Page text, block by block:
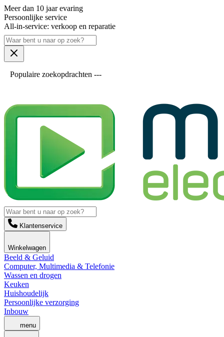
Meer dan 10 jaar evaring
Persoonlijke service
All-in-service: verkoop en reparatie
Populaire zoekopdrachten ---
Klantenservice
Winkelwagen
Beeld & Geluid
Computer, Multimedia & Telefonie
Wassen en drogen
Keuken
Huishoudelijk
Persoonlijke verzorging
Inbouw
menu